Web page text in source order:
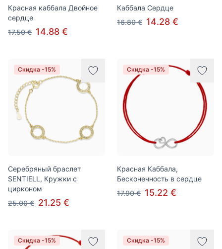
Красная каббала Двойное
сердце
17.50 € 14.88 €
Каббала Сердце
16.80 € 14.28 €
Скидка -15%
Серебряный браслет
SENTIELL, Кружки с
цирконом
25.00 € 21.25 €
Скидка -15%
Красная Каббала,
Бесконечность в сердце
17.90 € 15.22 €
Скидка -15% Скидка -15%